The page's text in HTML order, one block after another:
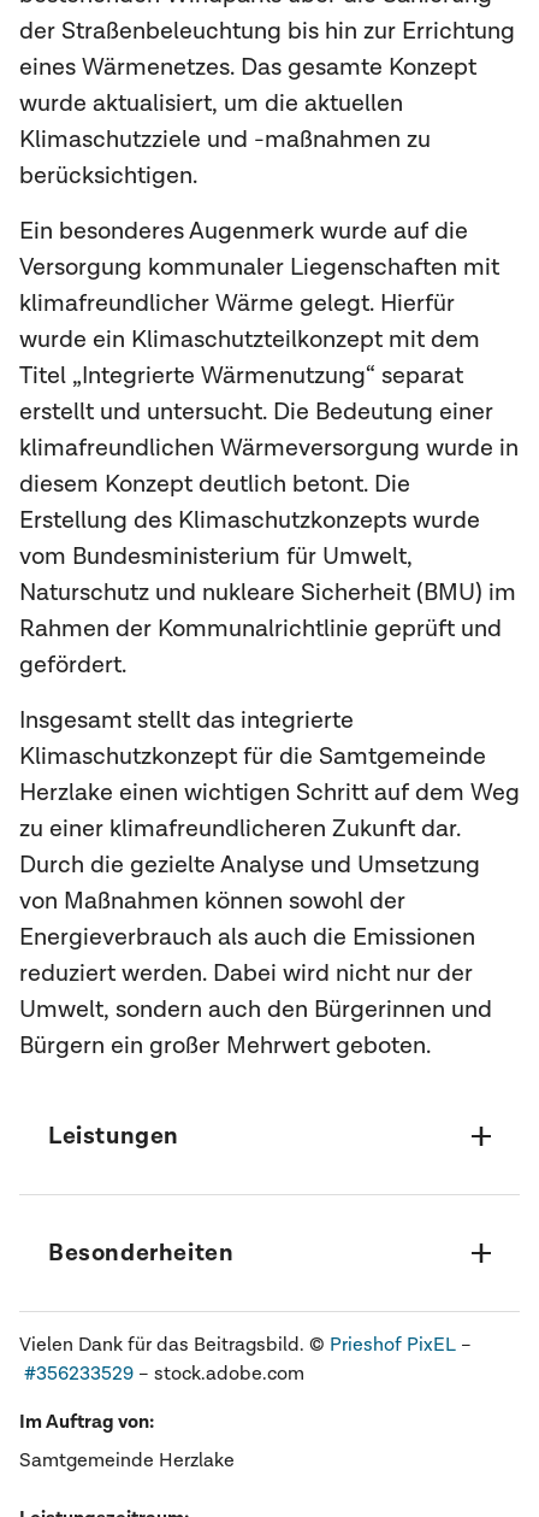
der Straßenbeleuchtung bis hin zur Errichtung
eines Wärmenetzes. Das gesamte Konzept
wurde aktualisiert, um die aktuellen
Klimaschutzziele und -maßnahmen zu
berücksichtigen.
Ein besonderes Augenmerk wurde auf die
Versorgung kommunaler Liegenschaften mit
klimafreundlicher Wärme gelegt. Hierfür
wurde ein Klimaschutzteilkonzept mit dem
Titel „Integrierte Wärmenutzung“ separat
erstellt und untersucht. Die Bedeutung einer
klimafreundlichen Wärmeversorgung wurde in
diesem Konzept deutlich betont. Die
Erstellung des Klimaschutzkonzepts wurde
vom Bundesministerium für Umwelt,
Naturschutz und nukleare Sicherheit (BMU) im
Rahmen der Kommunalrichtlinie geprüft und
gefördert.
Insgesamt stellt das integrierte
Klimaschutzkonzept für die Samtgemeinde
Herzlake einen wichtigen Schritt auf dem Weg
zu einer klimafreundlicheren Zukunft dar.
Durch die gezielte Analyse und Umsetzung
von Maßnahmen können sowohl der
Energieverbrauch als auch die Emissionen
reduziert werden. Dabei wird nicht nur der
Umwelt, sondern auch den Bürgerinnen und
Bürgern ein großer Mehrwert geboten.
Leistungen
Entwicklung konkreter Maßnahmen
Besonderer Schwerpunkt auf
klimafreundlicher Wärme
BMU-geprüftes Klimaschutzkonzept
Besonderheiten
kommunale Liegenschaften (separates
Klimaschutzteilkonzept)
Maßnahmenspektrum (Repowering,
Vielen Dank für das Beitragsbild. © Prieshof PixEL –
#356233529 – stock.adobe.com
Im Auftrag von:
Samtgemeinde Herzlake